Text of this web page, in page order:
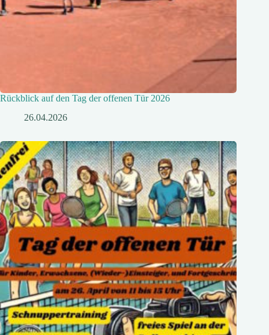
Rückblick auf den Tag der offenen Tür 2026
26.04.2026